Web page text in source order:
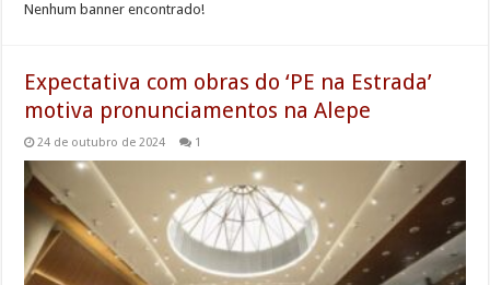
Nenhum banner encontrado!
Expectativa com obras do ‘PE na Estrada’
motiva pronunciamentos na Alepe
24 de outubro de 2024 1